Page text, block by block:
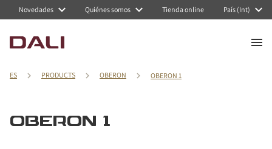
Novedades Quiénes somos Tienda online País (Int)
ES PRODUCTS OBERON OBERON 1
OBERON 1